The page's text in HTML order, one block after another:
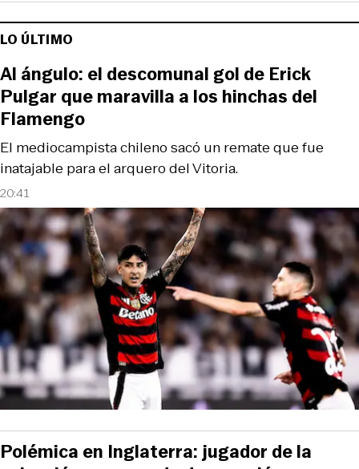
LO ÚLTIMO
20:41
El mediocampista chileno sacó un remate que fue
inatajable para el arquero del Vitoria.
Al ángulo: el descomunal gol de Erick
Pulgar que maravilla a los hinchas del
Flamengo
Polémica en Inglaterra: jugador de la